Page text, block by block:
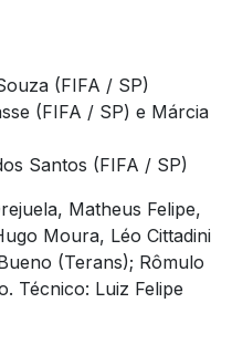
(FIFA / SP)
(FIFA / SP) e Márcia
Santos (FIFA / SP)
Matheus Felipe,
Moura, Léo Cittadini
(Terans); Rômulo
Técnico: Luiz Felipe